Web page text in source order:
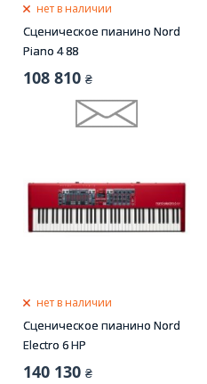
нет в наличии
Сценическое пианино Nord
Piano 4 88
108 810 ₴
нет в наличии
Сценическое пианино Nord
Electro 6 HP
140 130 ₴